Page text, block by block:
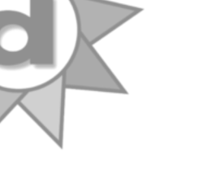
кондиционеров
кондиционеров
установке и обслуживании